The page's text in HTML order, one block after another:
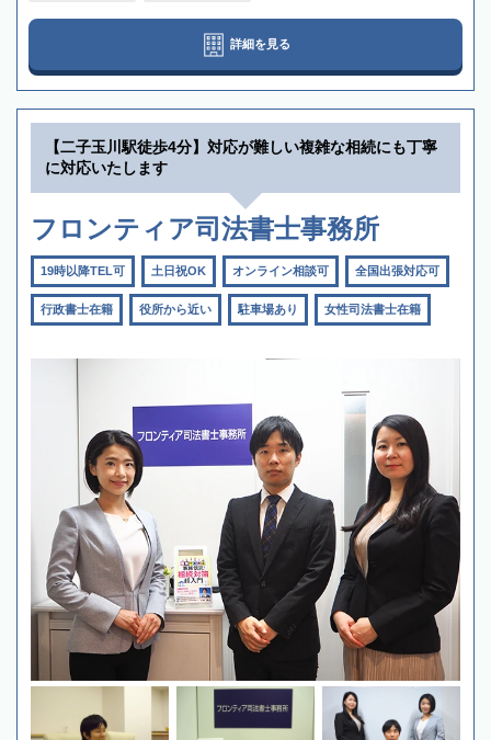
詳細を見る
【二子玉川駅徒歩4分】対応が難しい複雑な相続にも丁寧
に対応いたします
フロンティア司法書士事務所
19時以降TEL可 土日祝OK オンライン相談可 全国出張対応可
行政書士在籍 役所から近い 駐車場あり 女性司法書士在籍